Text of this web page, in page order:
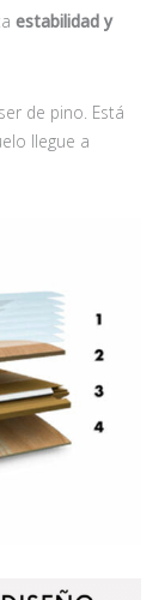
estabilidad y
de pino. Está
llegue a